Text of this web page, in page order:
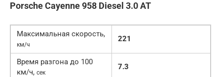
Porsche Cayenne 958 Diesel 3.0 AT
Максимальная скорость,
км/ч
221
Время разгона до 100
км/ч, сек
7.3